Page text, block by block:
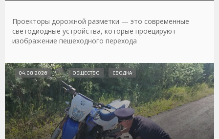
Проекторы дорожной разметки — это современные
светодиодные устройства, которые проецируют
изображение пешеходного перехода
04.08.2026 ОБЩЕСТВО СВОДКА